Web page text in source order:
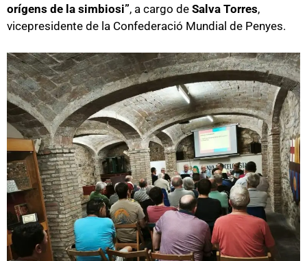
orígens de la simbiosi”, a cargo de Salva Torres,
vicepresidente de la Confederació Mundial de Penyes.